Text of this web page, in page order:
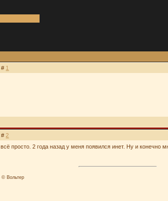
# 1
#2
просто. 2 года назад у меня появился инет. Ну и конечно
© Вольтер